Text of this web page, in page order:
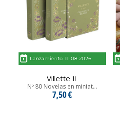
Lanzamiento: 11-08-2026
Villette II
Nº 80 Novelas en miniat...
7,50 €